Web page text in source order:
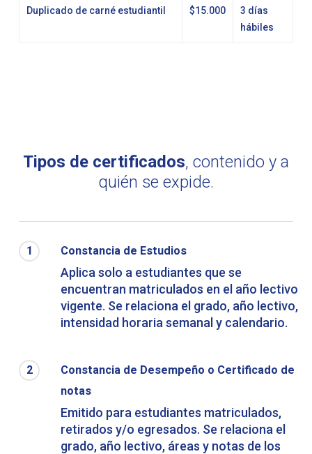
Duplicado de carné estudiantil $15.000
3 días
hábiles
Tipos de certificados, contenido y a
quién se expide.
1 Constancia de Estudios
Aplica solo a estudiantes que se
encuentran matriculados en el año lectivo
vigente. Se relaciona el grado, año lectivo,
intensidad horaria semanal y calendario.
2
Constancia de Desempeño o Certificado de
notas
Emitido para estudiantes matriculados,
retirados y/o egresados. Se relaciona el
grado, año lectivo, áreas y notas de los